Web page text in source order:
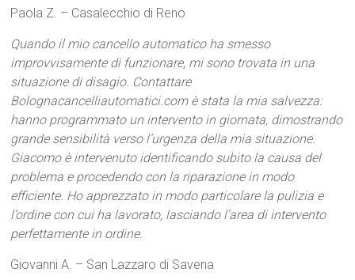
Paola Z. – Casalecchio di Reno
Quando il mio cancello automatico ha smesso
improvvisamente di funzionare, mi sono trovata in una
situazione di disagio. Contattare
Bolognacancelliautomatici.com è stata la mia salvezza:
hanno programmato un intervento in giornata, dimostrando
grande sensibilità verso l’urgenza della mia situazione.
Giacomo è intervenuto identificando subito la causa del
problema e procedendo con la riparazione in modo
efficiente. Ho apprezzato in modo particolare la pulizia e
l’ordine con cui ha lavorato, lasciando l’area di intervento
perfettamente in ordine.
Giovanni A. – San Lazzaro di Savena